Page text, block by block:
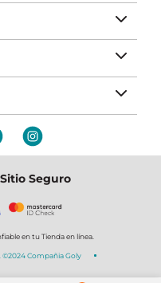
Seguro
en tu Tienda en línea.
©2024 Compañia Goly